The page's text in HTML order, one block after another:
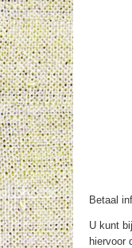
Betaal
U kunt
hiervoor